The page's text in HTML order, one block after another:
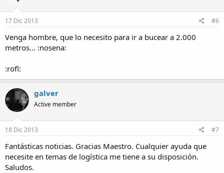
17 Dic 2013 #6
Venga hombre, que lo necesito para ir a bucear a 2.000
metros... :nosena:
:rofl:
galver
Active member
18 Dic 2013 #7
Fantásticas noticias. Gracias Maestro. Cualquier ayuda que
necesite en temas de logística me tiene a su disposición.
Saludos.